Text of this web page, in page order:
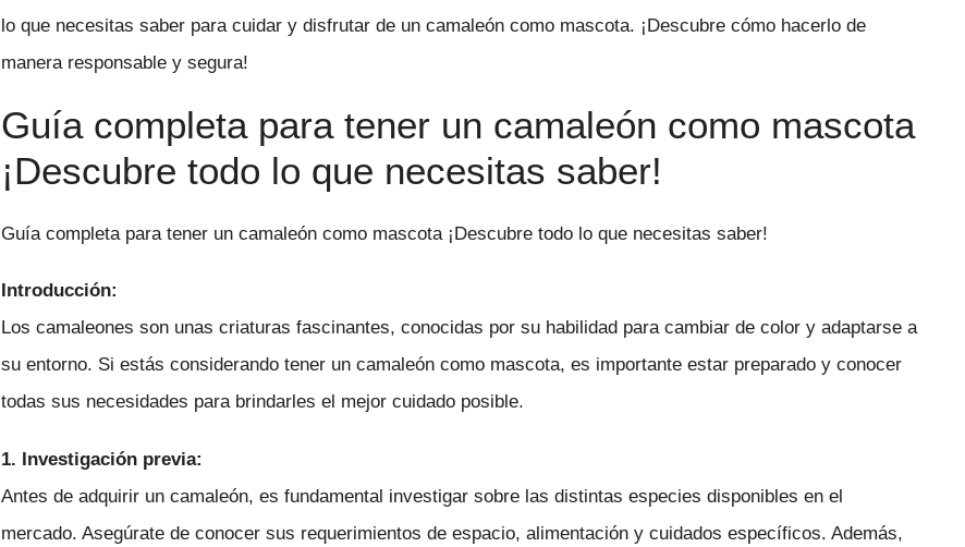
lo que necesitas saber para cuidar y disfrutar de un camaleón como mascota. ¡Descubre cómo hacerlo de
manera responsable y segura!
Guía completa para tener un camaleón como mascota
¡Descubre todo lo que necesitas saber!
Guía completa para tener un camaleón como mascota ¡Descubre todo lo que necesitas saber!
Introducción:
Los camaleones son unas criaturas fascinantes, conocidas por su habilidad para cambiar de color y adaptarse a
su entorno. Si estás considerando tener un camaleón como mascota, es importante estar preparado y conocer
todas sus necesidades para brindarles el mejor cuidado posible.
1. Investigación previa:
Antes de adquirir un camaleón, es fundamental investigar sobre las distintas especies disponibles en el
mercado. Asegúrate de conocer sus requerimientos de espacio, alimentación y cuidados específicos. Además,